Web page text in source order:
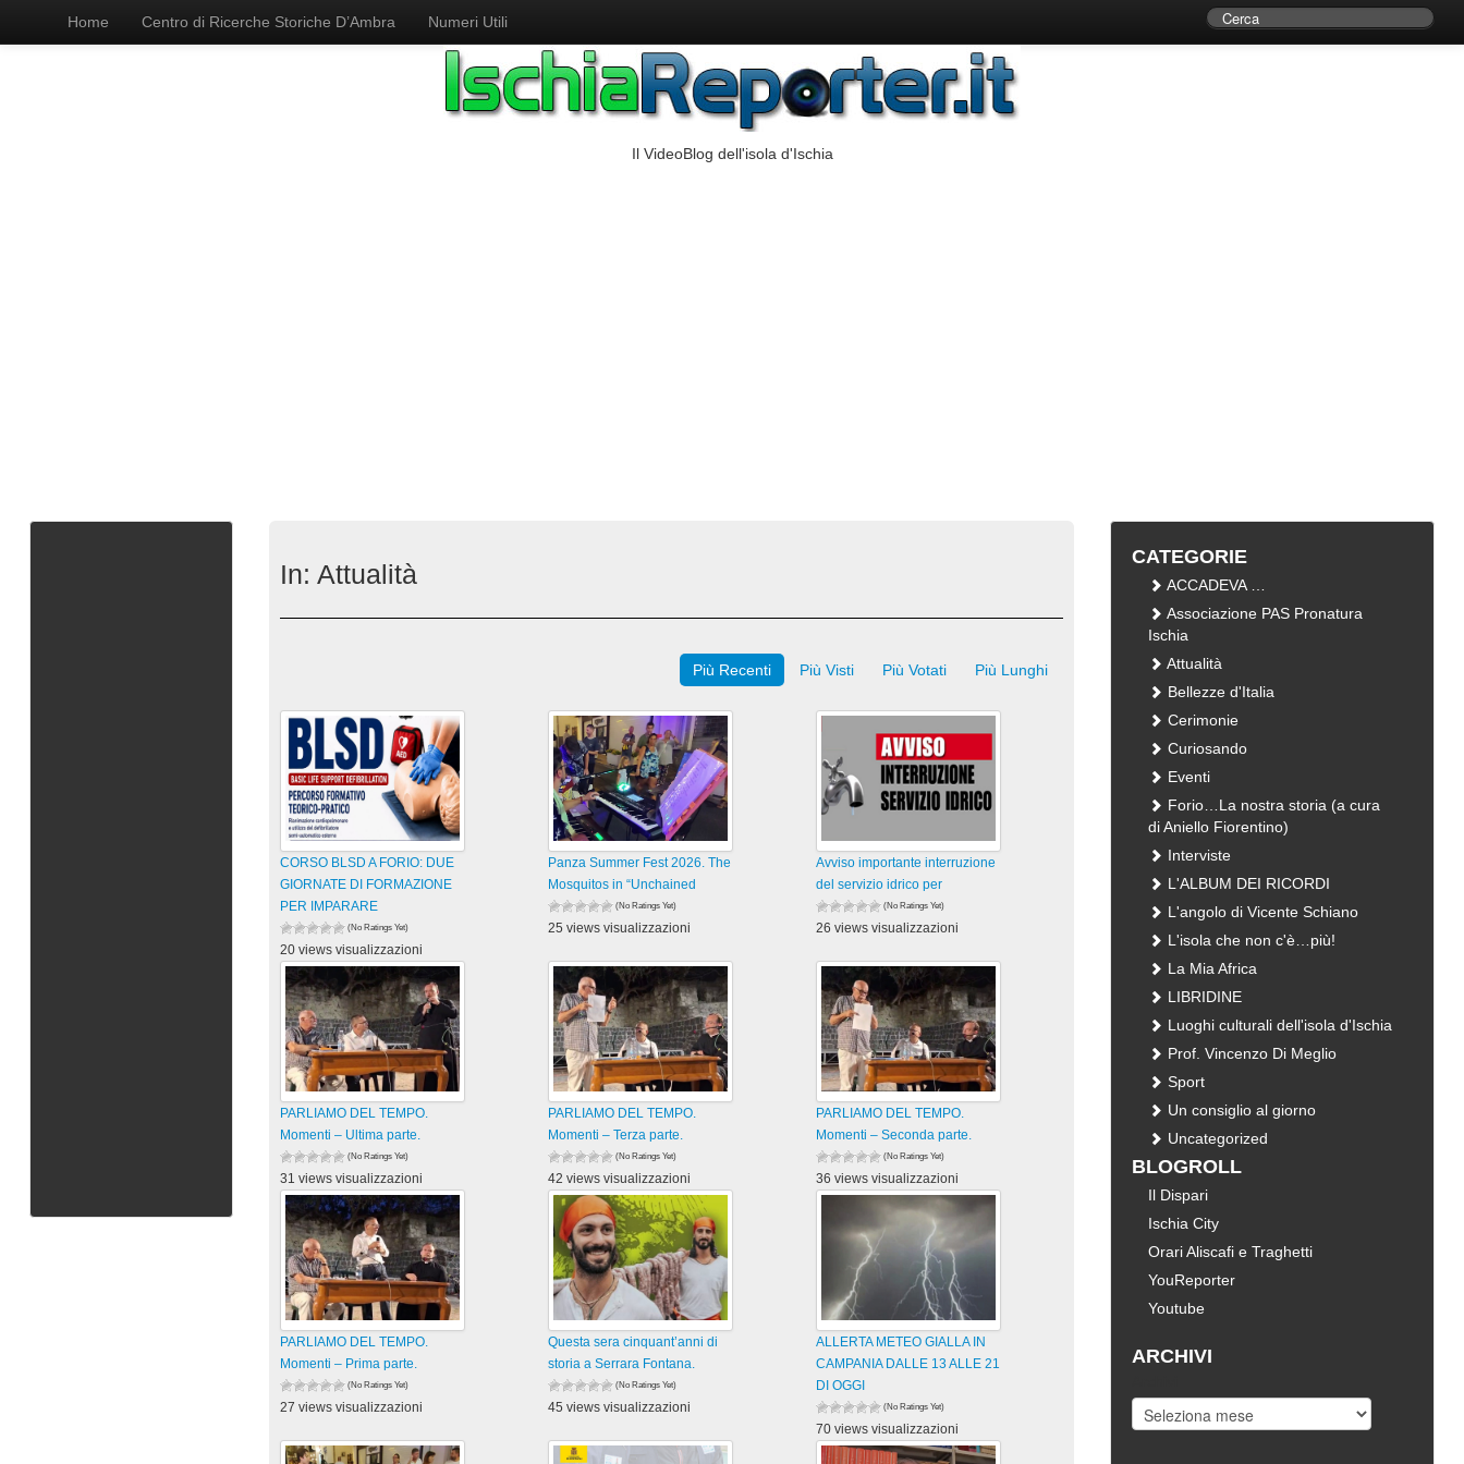
Home Centro di Ricerche Storiche D’Ambra Numeri Utili
Il VideoBlog dell'isola d'Ischia
In: Attualità
Più Recenti Più Visti Più Votati Più Lunghi
CORSO BLSD A FORIO: DUE
GIORNATE DI FORMAZIONE
PER IMPARARE
(No Ratings Yet)
20 views visualizzazioni
Panza Summer Fest 2026. The
Mosquitos in “Unchained
(No Ratings Yet)
25 views visualizzazioni
Avviso importante interruzione
del servizio idrico per
(No Ratings Yet)
26 views visualizzazioni
PARLIAMO DEL TEMPO.
Momenti – Ultima parte.
(No Ratings Yet)
31 views visualizzazioni
PARLIAMO DEL TEMPO.
Momenti – Terza parte.
(No Ratings Yet)
42 views visualizzazioni
PARLIAMO DEL TEMPO.
Momenti – Seconda parte.
(No Ratings Yet)
36 views visualizzazioni
PARLIAMO DEL TEMPO.
Momenti – Prima parte.
(No Ratings Yet)
27 views visualizzazioni
Questa sera cinquant’anni di
storia a Serrara Fontana.
(No Ratings Yet)
45 views visualizzazioni
ALLERTA METEO GIALLA IN
CAMPANIA DALLE 13 ALLE 21
DI OGGI
(No Ratings Yet)
70 views visualizzazioni
CATEGORIE
ACCADEVA …
Associazione PAS Pronatura
Ischia
Attualità
Bellezze d'Italia
Cerimonie
Curiosando
Eventi
Forio…La nostra storia (a cura
di Aniello Fiorentino)
Interviste
L'ALBUM DEI RICORDI
L'angolo di Vicente Schiano
L'isola che non c'è…più!
La Mia Africa
LIBRIDINE
Luoghi culturali dell'isola d'Ischia
Prof. Vincenzo Di Meglio
Sport
Un consiglio al giorno
Uncategorized
BLOGROLL
Il Dispari
Ischia City
Orari Aliscafi e Traghetti
YouReporter
Youtube
ARCHIVI